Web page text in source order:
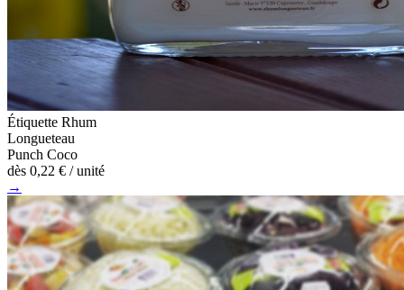
Étiquette Rhum
Longueteau
Punch Coco
dès 0,22 € / unité
→